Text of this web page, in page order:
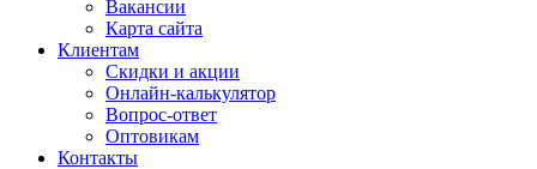
Вакансии
Карта сайта
Клиентам
Скидки и акции
Онлайн-калькулятор
Вопрос-ответ
Оптовикам
Контакты